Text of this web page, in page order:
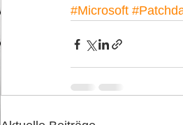
#Microsoft